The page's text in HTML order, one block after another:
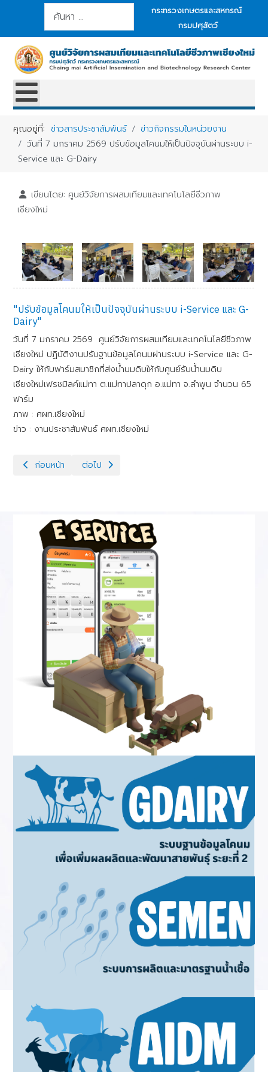
การค้นหา
กระทรวงเกษตรและสหกรณ์
กรมปศุสัตว์
คุณอยู่ที่:ข่าวสารประชาสัมพันธ์
ข่าวกิจกรรมในหน่วยงาน
วันที่ 7 มกราคม 2569 ปรับข้อมูลโคนมให้เป็นปัจจุบันผ่านระบบ i-
Service และ G-Dairy
เขียนโดย: ศูนย์วิจัยการผสมเทียมและเทคโนโลยีชีวภาพ
เชียงใหม่
"ปรับข้อมูลโคนมให้เป็นปัจจุบันผ่านระบบ i-Service และ G-
Dairy"
วันที่ 7 มกราคม 2569 ศูนย์วิจัยการผสมเทียมและเทคโนโลยีชีวภาพ
เชียงใหม่ ปฏิบัติงานปรับฐานข้อมูลโคนมผ่านระบบ i-Service และ G-
Dairy ให้กับฟาร์มสมาชิกที่ส่งน้ำนมดิบให้กับศูนย์รับน้ำนมดิบ
เชียงใหม่เฟรชมิลค์แม่ทา ต.แม่ทาปลาดุก อ.แม่ทา จ.ลำพูน จำนวน 65
ฟาร์ม
ภาพ : ศผท.เชียงใหม่
ข่าว : งานประชาสัมพันธ์ ศผท.เชียงใหม่
เนื้อหาก่อนหน้า: วันที่ 9 มกราคม 2569 ปฏิบัติงานส่งเสริมการใช้ระบ
ก่อนหน้า เนื้อหาถัดไป: วันที่ 7-8 มกราคม 2569 ปฏิบัติงานโ
ต่อไป